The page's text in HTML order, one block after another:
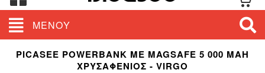
ΜΕΝΟΎ
PICASEE POWERBANK ΜΕ MAGSAFE 5 000 MAH
ΧΡΥΣΑΦΈΝΙΟΣ - VIRGO